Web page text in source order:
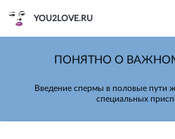
YOU2LOVE.RU
ПОНЯТНО О
Введение спермы в половые пути
специальных